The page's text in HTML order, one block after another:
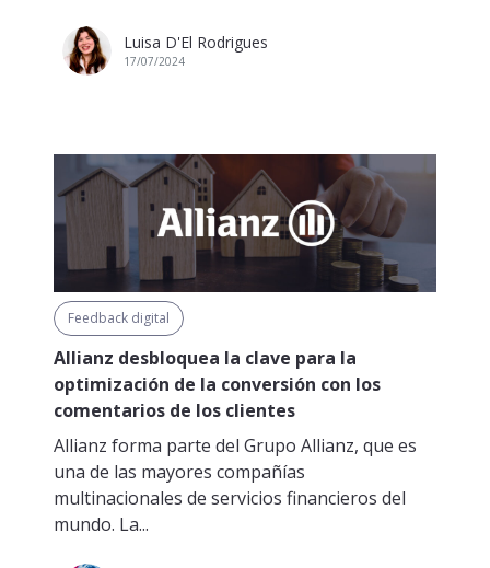
Luisa D'El Rodrigues
17/07/2024
Feedback digital
Allianz desbloquea la clave para la
optimización de la conversión con los
comentarios de los clientes
Allianz forma parte del Grupo Allianz, que es
una de las mayores compañías
multinacionales de servicios financieros del
mundo. La...